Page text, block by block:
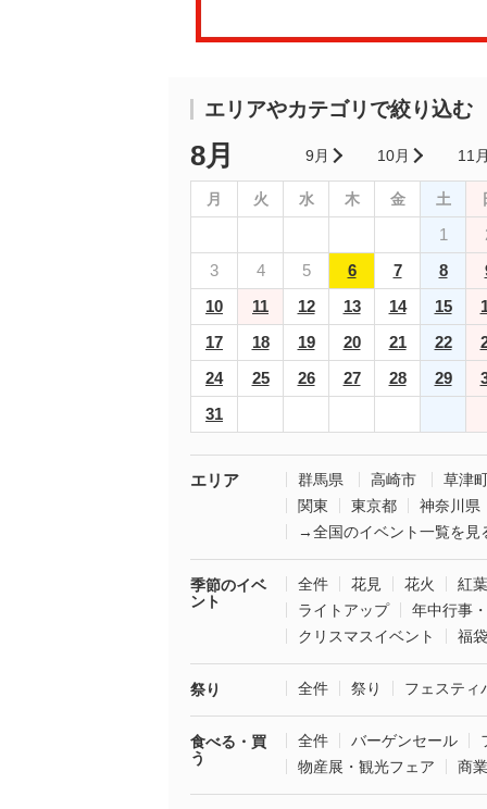
エリアやカテゴリで絞り込む
8月 9月 10月 11
月 火 水 木 金 土
1
3
4 5 6 7 8
10
11 12 13 14 15
17
18 19 20 21 22
24
25 26 27 28 29
31
エリア 群馬県 高崎市
草津
関東
東京都
神奈川県
→全国のイベント一覧を見
季節のイベ
ント
全件 花見 花火
紅葉
ライトアップ
年中行事
クリスマスイベント
福
祭り 全件 祭り フェスティ
食べる・買
う
全件 バーゲンセール
物産展・観光フェア
商